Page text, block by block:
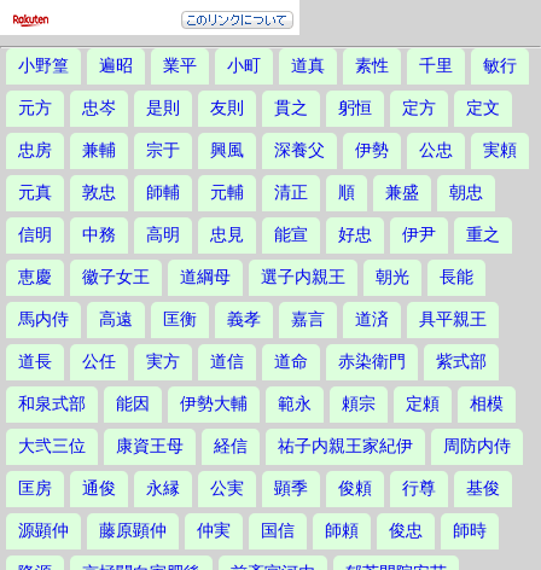
小野篁 遍昭 業平 小町 道真 素性 千里 敏行
元方 忠岑 是則 友則 貫之 躬恒 定方 定文
忠房 兼輔 宗于 興風 深養父 伊勢 公忠 実頼
元真 敦忠 師輔 元輔 清正 順 兼盛 朝忠
信明 中務 高明 忠見 能宣 好忠 伊尹 重之
恵慶 徽子女王 道綱母 選子内親王 朝光 長能
馬内侍 高遠 匡衡 義孝 嘉言 道済 具平親王
道長 公任 実方 道信 道命 赤染衛門 紫式部
和泉式部 能因 伊勢大輔 範永 頼宗 定頼 相模
大弐三位 康資王母 経信 祐子内親王家紀伊 周防内侍
匡房 通俊 永縁 公実 顕季 俊頼 行尊 基俊
源顕仲 藤原顕仲 仲実 国信 師頼 俊忠 師時